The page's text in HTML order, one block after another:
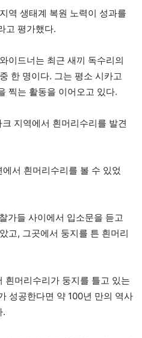
역 생태계 복원 노력이 성과를
고 평가했다.
이드너는 최근 새끼 독수리의
한 명이다. 그는 평소 시카고
찍는 활동을 이어오고 있다.
지역에서 흰머리수리를 발견
서 흰머리수리를 볼 수 있었
가들 사이에서 입소문을 듣고
고, 그곳에서 둥지를 튼 흰머리
흰머리수리가 둥지를 틀고 있는
성공한다면 약 100년 만의 역사
.